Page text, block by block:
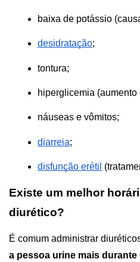
baixa de potássio
desidratação;
tontura;
hiperglicemia
náuseas e vômitos;
diarreia;
disfunção erétil
Existe um melhor
diurético?
É comum administrar
a pessoa urine mais durante